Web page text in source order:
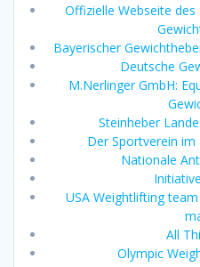
Offizielle Webseite
Bayerischer
Deutsche
M.Nerlinger GmbH:
Steinheber
Der Sportverein
Nationale
USA Weightlifting
All
Olympic